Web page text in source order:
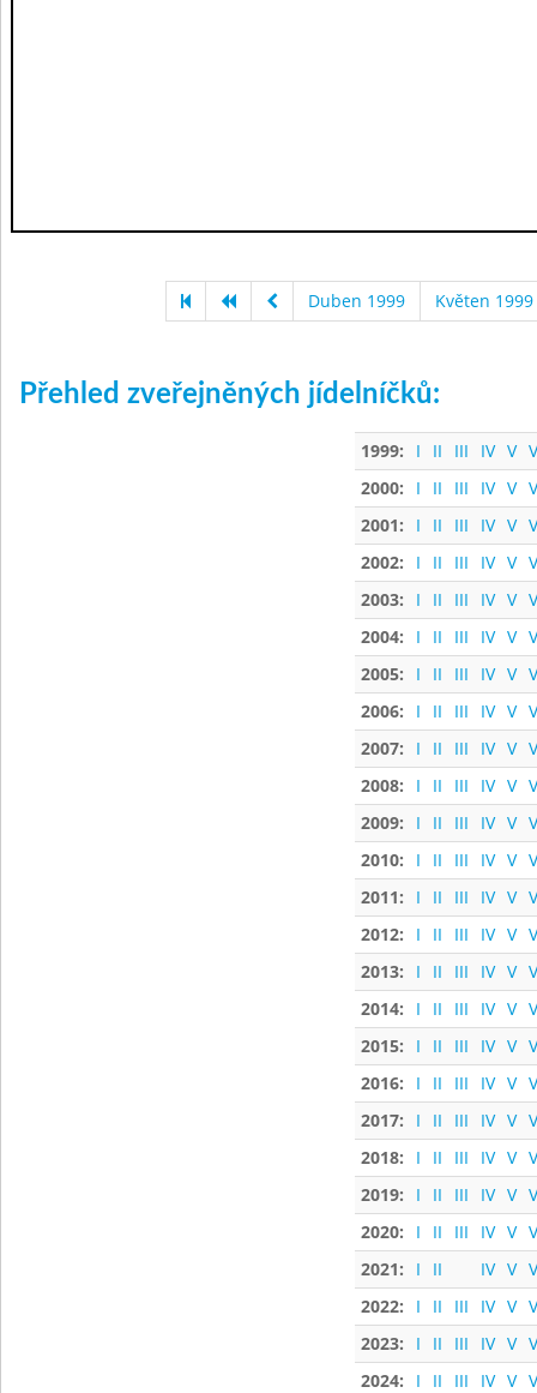
Duben 1999 Květen 1999
Přehled zveřejněných jídelníčků:
1999: I II III IV V
2000:
I II III IV V
2001:
I II III IV V
2002:
I II III IV V
2003:
I II III IV V
2004:
I II III IV V
2005:
I II III IV V
2006:
I II III IV V
2007:
I II III IV V
2008:
I II III IV V
2009:
I II III IV V
2010:
I II III IV V
2011:
I II III IV V
2012:
I II III IV V
2013:
I II III IV V
2014:
I II III IV V
2015:
I II III IV V
2016:
I II III IV V
2017:
I II III IV V
2018:
I II III IV V
2019:
I II III IV V
2020:
I II III IV V
2021:
I II IV V
2022:
I II III IV V
2023:
I II III IV V
2024:
I II III IV V